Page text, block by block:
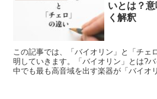
いとは？
く解釈
この記事では、「バイオリン」と「チェ
明していきます。「バイオリン」とは?
中でも最も高音域を出す楽器が「バイオ